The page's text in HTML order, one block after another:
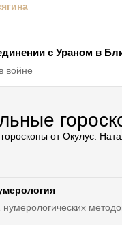
с Ураном в
войне
от Окулус.
нумерологических